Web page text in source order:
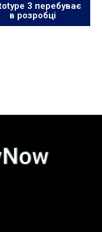
3 перебуває
в розробці